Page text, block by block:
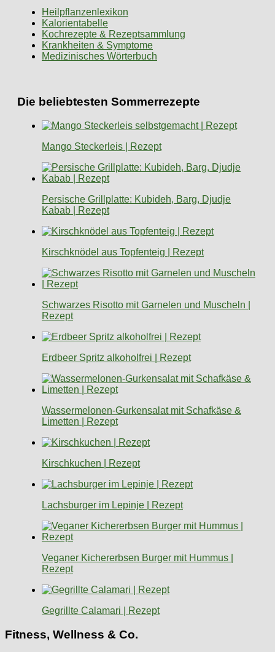
Heilpflanzenlexikon
Kalorientabelle
Kochrezepte & Rezeptsammlung
Krankheiten & Symptome
Medizinisches Wörterbuch
Die beliebtesten Sommerrezepte
Mango Steckerleis | Rezept
Persische Grillplatte: Kubideh, Barg, Djudje
Kabab | Rezept
Kirschknödel aus Topfenteig | Rezept
Schwarzes Risotto mit Garnelen und Muscheln |
Rezept
Erdbeer Spritz alkoholfrei | Rezept
Wassermelonen-Gurkensalat mit Schafkäse &
Limetten | Rezept
Kirschkuchen | Rezept
Lachsburger im Lepinje | Rezept
Veganer Kichererbsen Burger mit Hummus |
Rezept
Gegrillte Calamari | Rezept
Fitness, Wellness & Co.